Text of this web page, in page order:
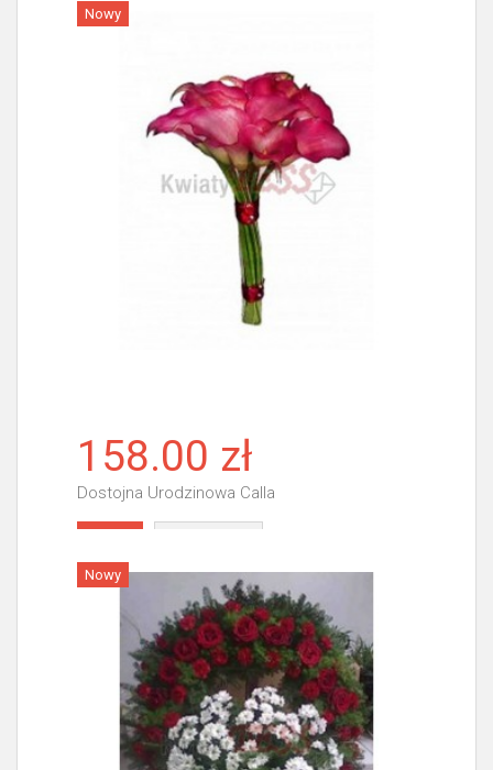
Nowy
158.00 zł
Dostojna Urodzinowa Calla
Nowy